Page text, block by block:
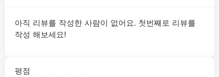
아직 리뷰를 작성한 사람이 없어요. 첫번째로 리뷰를
작성 해보세요!
평점